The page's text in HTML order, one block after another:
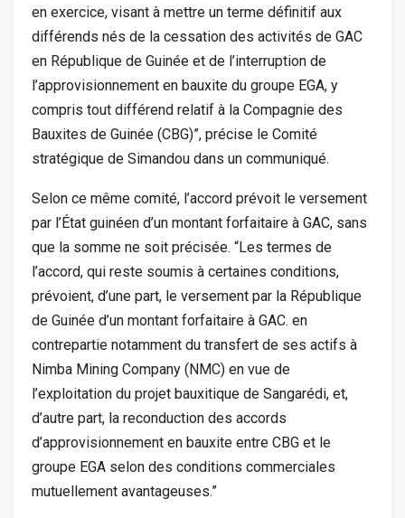
en exercice, visant à mettre un terme définitif aux
différends nés de la cessation des activités de GAC
en République de Guinée et de l’interruption de
l’approvisionnement en bauxite du groupe EGA, y
compris tout différend relatif à la Compagnie des
Bauxites de Guinée (CBG)”, précise le Comité
stratégique de Simandou dans un communiqué.
Selon ce même comité, l’accord prévoit le versement
par l’État guinéen d’un montant forfaitaire à GAC, sans
que la somme ne soit précisée. “Les termes de
l’accord, qui reste soumis à certaines conditions,
prévoient, d’une part, le versement par la République
de Guinée d’un montant forfaitaire à GAC. en
contrepartie notamment du transfert de ses actifs à
Nimba Mining Company (NMC) en vue de
l’exploitation du projet bauxitique de Sangarédi, et,
d’autre part, la reconduction des accords
d’approvisionnement en bauxite entre CBG et le
groupe EGA selon des conditions commerciales
mutuellement avantageuses.”